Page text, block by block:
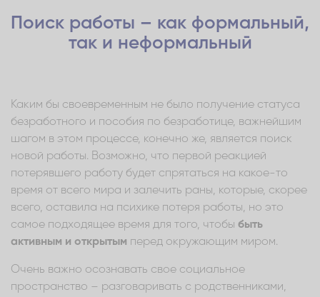
Поиск работы – как формальный,
так и неформальный
Каким бы своевременным не было получение статуса
безработного и пособия по безработице, важнейшим
шагом в этом процессе, конечно же, является поиск
новой работы. Возможно, что первой реакцией
потерявшего работу будет спрятаться на какое-то
время от всего мира и залечить раны, которые, скорее
всего, оставила на психике потеря работы, но это
самое подходящее время для того, чтобы быть
активным и открытым перед окружающим миром.
Очень важно осознавать свое социальное
пространство – разговаривать с родственниками,